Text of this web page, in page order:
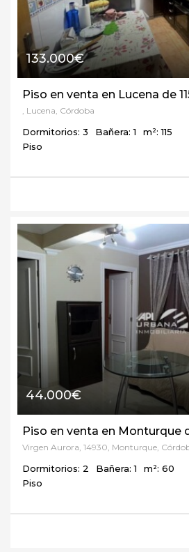
133.000€
Piso en venta en Lucena de
, Lucena, Córdoba
Dormitorios: 3 Bañera: 1
m²: 115
Piso
44.000€
Piso en venta en Monturque
Virgen Aurora, 14930, Monturque,
Dormitorios: 2 Bañera: 1
m²: 60
Piso